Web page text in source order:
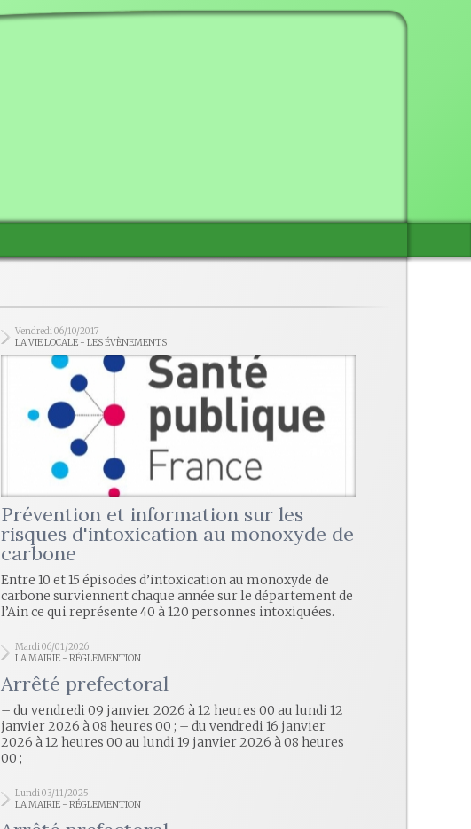
Vendredi 06/10/2017
LA VIE LOCALE - LES ÉVÈNEMENTS
Prévention et information sur les
risques d'intoxication au monoxyde de
carbone
Entre 10 et 15 épisodes d’intoxication au monoxyde de
carbone surviennent chaque année sur le département de
l’Ain ce qui représente 40 à 120 personnes intoxiquées.
Mardi 06/01/2026
LA MAIRIE - RÉGLEMENTION
Arrêté prefectoral
– du vendredi 09 janvier 2026 à 12 heures 00 au lundi 12
janvier 2026 à 08 heures 00 ; – du vendredi 16 janvier
2026 à 12 heures 00 au lundi 19 janvier 2026 à 08 heures
00 ;
Lundi 03/11/2025
LA MAIRIE - RÉGLEMENTION